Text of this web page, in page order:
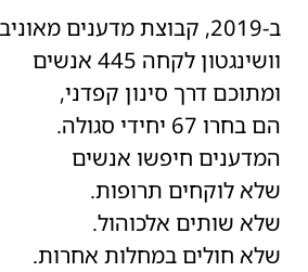
ב-2019, קבוצת מדענים מאוניברסיטת
וושינגטון לקחה 445 אנשים
ומתוכם דרך סינון קפדני,
הם בחרו 67 יחידי סגולה.
המדענים חיפשו אנשים
שלא לוקחים תרופות.
שלא שותים אלכוהול.
שלא חולים במחלות אחרות.